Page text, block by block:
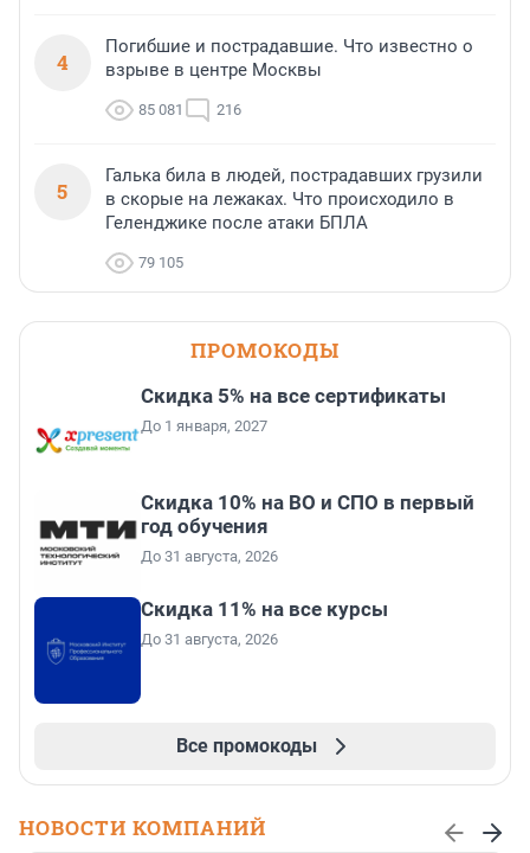
4
Погибшие и пострадавшие. Что известно о
взрыве в центре Москвы
85 081 216
5
Галька била в людей, пострадавших грузили
в скорые на лежаках. Что происходило в
Геленджике после атаки БПЛА
79 105
ПРОМОКОДЫ
Скидка 5% на все сертификаты
До 1 января, 2027
Скидка 10% на ВО и СПО в первый
год обучения
До 31 августа, 2026
Скидка 11% на все курсы
До 31 августа, 2026
Все промокоды
НОВОСТИ КОМПАНИЙ